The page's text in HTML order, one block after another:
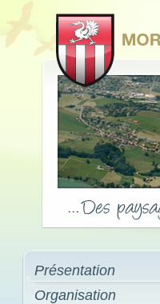
Présentation
Organisation